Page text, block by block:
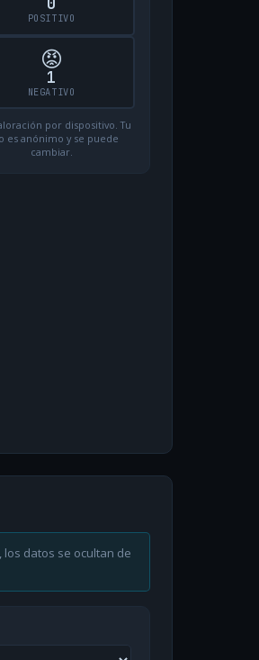
POSITIVO
😡
1
NEGATIVO
por dispositivo. Tu
es anónimo y se puede
cambiar.
los datos se ocultan de